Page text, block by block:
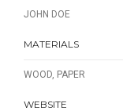
JOHN DOE
MATERIALS
WOOD, PAPER
WEBSITE